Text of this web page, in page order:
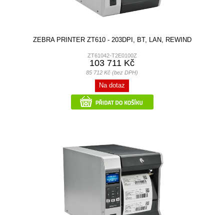
ZEBRA PRINTER ZT610 - 203DPI, BT, LAN, REWIND
ZT61042-T2E0100Z
103 711 Kč
85 712 Kč (bez DPH)
Na dotaz